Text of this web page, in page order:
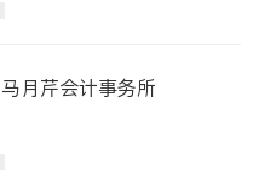
马月芹会计事务所